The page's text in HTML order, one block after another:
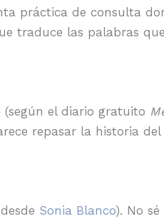
práctica de consulta
traduce las palabras
(según el diario gratuito
repasar la historia
Sonia Blanco). No